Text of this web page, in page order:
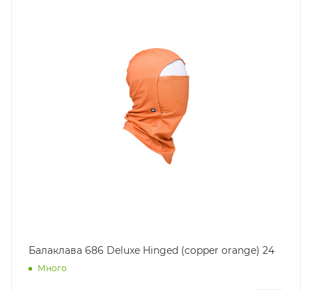
Балаклава 686 Deluxe Hinged (copper orange) 24
Много